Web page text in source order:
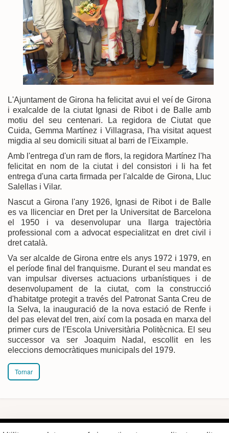
L'Ajuntament de Girona ha felicitat avui el veí de Girona
i exalcalde de la ciutat Ignasi de Ribot i de Balle amb
motiu del seu centenari. La regidora de Ciutat que
Cuida, Gemma Martínez i Villagrasa, l'ha visitat aquest
migdia al seu domicili situat al barri de l'Eixample.
Amb l'entrega d'un ram de flors, la regidora Martínez l'ha
felicitat en nom de la ciutat i del consistori i li ha fet
entrega d'una carta firmada per l'alcalde de Girona, Lluc
Salellas i Vilar.
Nascut a Girona l'any 1926, Ignasi de Ribot i de Balle
es va llicenciar en Dret per la Universitat de Barcelona
el 1950 i va desenvolupar una llarga trajectòria
professional com a advocat especialitzat en dret civil i
dret català.
Va ser alcalde de Girona entre els anys 1972 i 1979, en
el període final del franquisme. Durant el seu mandat es
van impulsar diverses actuacions urbanístiques i de
desenvolupament de la ciutat, com la construcció
d'habitatge protegit a través del Patronat Santa Creu de
la Selva, la inauguració de la nova estació de Renfe i
del pas elevat del tren, així com la posada en marxa del
primer curs de l'Escola Universitària Politècnica. El seu
successor va ser Joaquim Nadal, escollit en les
eleccions democràtiques municipals del 1979.
Tornar